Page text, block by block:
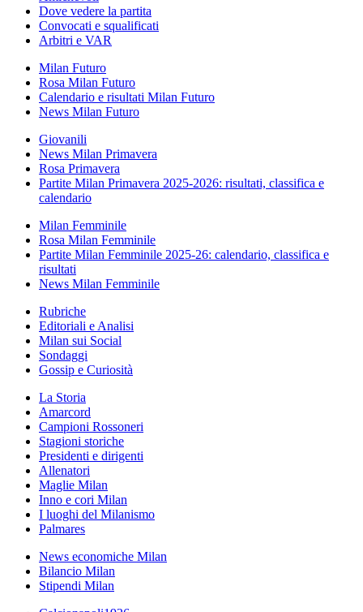
Dove vedere la partita
Convocati e squalificati
Arbitri e VAR
Milan Futuro
Rosa Milan Futuro
Calendario e risultati Milan Futuro
News Milan Futuro
Giovanili
News Milan Primavera
Rosa Primavera
Partite Milan Primavera 2025-2026: risultati, classifica e
calendario
Milan Femminile
Rosa Milan Femminile
Partite Milan Femminile 2025-26: calendario, classifica e
risultati
News Milan Femminile
Rubriche
Editoriali e Analisi
Milan sui Social
Sondaggi
Gossip e Curiosità
La Storia
Amarcord
Campioni Rossoneri
Stagioni storiche
Presidenti e dirigenti
Allenatori
Maglie Milan
Inno e cori Milan
I luoghi del Milanismo
Palmares
News economiche Milan
Bilancio Milan
Stipendi Milan